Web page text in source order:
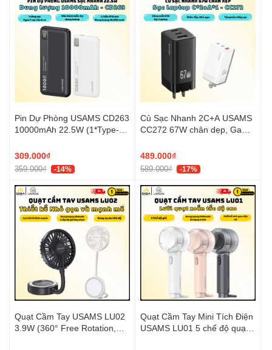
Pin Dự Phòng USAMS CD263
10000mAh 22.5W (1*Type-C
Display)
309.000₫
359.000₫ -14%
Củ Sạc Nhanh 2C+A USAMS
CC272 67W chân dẹp, GaN
489.000₫
589.000₫ -17%
Quạt Cầm Tay USAMS LU02
3.9W (360° Free Rotation,
Quạt Cầm Tay Mini Tích Điện
USAMS LU01 5 chế độ quạt